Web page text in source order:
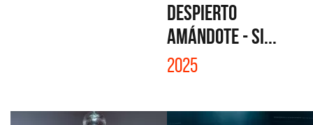
DESPIERTO
AMÁNDOTE - SI...
2025